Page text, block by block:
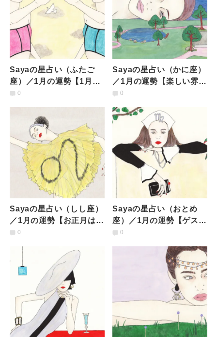
Sayaの星占い（ふたご
座）／1月の運勢【1月20
日以降はステージが変わ
0
Sayaの星占い（かに座）
／1月の運勢【楽しい雰囲
気のなか人間関係では悩
く】
0
Sayaの星占い（しし座）
／1月の運勢【お正月は思
いきり遊ぶこと。1月は
0
Sayaの星占い（おとめ
座）／1月の運勢【ゲスト
の多い年末年始。年明け
0